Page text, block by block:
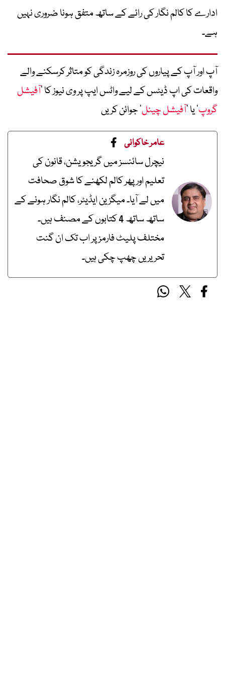
ادارے کا کالم نگار کی رائے کے ساتھ متفق ہونا ضروری نہیں
ہے۔
آپ اور آپ کے پیاروں کی روزمرہ زندگی کو متاثر کرسکنے والے
واقعات کی اپ ڈیٹس کے لیے واٹس ایپ پر وی نیوز کا ’آفیشل
گروپ‘ یا ’آفیشل چینل‘ جوائن کریں
عامر خاکوانی
نیچرل سائنسز میں گریجویشن، قانون کی
تعلیم اور پھر کالم لکھنے کا شوق صحافت
میں لے آیا۔ میگزین ایڈیٹر، کالم نگار ہونے کے
ساتھ ساتھ 4 کتابوں کے مصنف ہیں۔
مختلف پلیٹ فارمز پر اب تک ان گنت
تحریریں چھپ چکی ہیں۔